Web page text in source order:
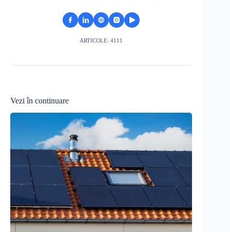
ARTICOLE: 4111
Vezi în continuare